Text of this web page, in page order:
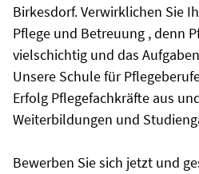
Birkesdorf. Verwirklichen Sie
Pflege und Betreuung , denn
vielschichtig und das
Unsere Schule für
Erfolg Pflegefachkräfte aus
Weiterbildungen und
Bewerben Sie sich jetzt und